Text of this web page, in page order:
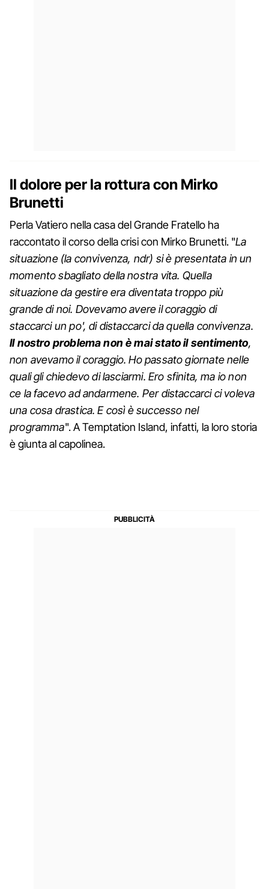
Il dolore per la rottura con Mirko
Brunetti
Perla Vatiero nella casa del Grande Fratello ha
raccontato il corso della crisi con Mirko Brunetti. "La
situazione (la convivenza, ndr) si è presentata in un
momento sbagliato della nostra vita. Quella
situazione da gestire era diventata troppo più
grande di noi. Dovevamo avere il coraggio di
staccarci un po', di distaccarci da quella convivenza.
Il nostro problema non è mai stato il sentimento,
non avevamo il coraggio. Ho passato giornate nelle
quali gli chiedevo di lasciarmi. Ero sfinita, ma io non
ce la facevo ad andarmene. Per distaccarci ci voleva
una cosa drastica. E così è successo nel
programma". A Temptation Island, infatti, la loro storia
è giunta al capolinea.